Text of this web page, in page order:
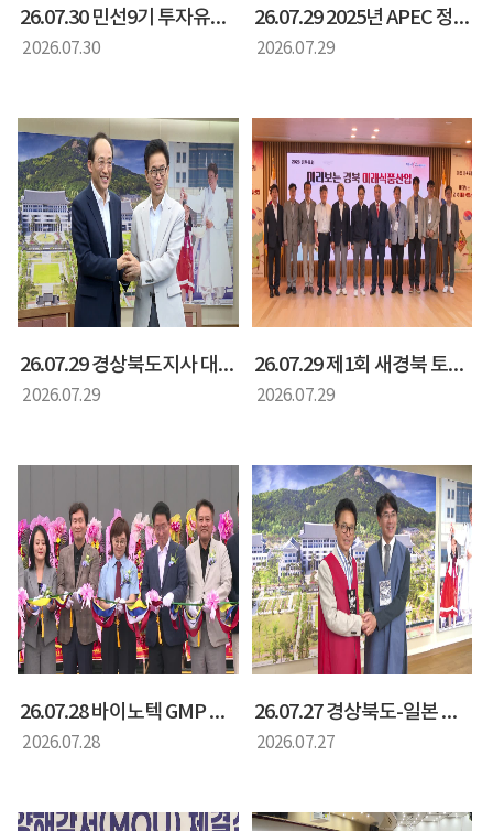
26.07.30 민선9기 투자유치특별위원회 출범식
2026.07.30
26.07.29 2025년 APEC 정상회의 백서 및 화보집 발간 기념회
2026.07.29
26.07.29 경상북도지사 대구시장 면담
2026.07.29
26.07.29 제1회 새경북 토론회 미리보는 경북 미래 식품산업
2026.07.29
26.07.28 바이노텍 GMP 공장 준공식
2026.07.28
26.07.27 경상북도-일본 나라현 상호 교류협약 간담회
2026.07.27